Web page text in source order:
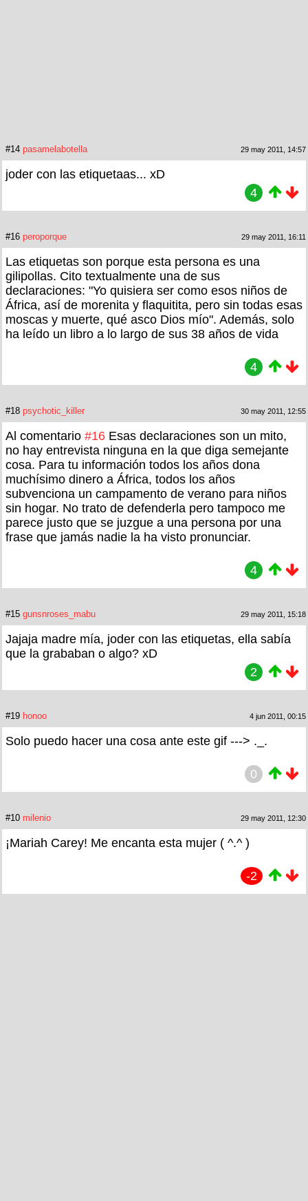
#14 pasamelabotella 29 may 2011, 14:57
joder con las etiquetaas... xD
4
#16 peroporque 29 may 2011, 16:11
Las etiquetas son porque esta persona es una
gilipollas. Cito textualmente una de sus
declaraciones: "Yo quisiera ser como esos niños de
África, así de morenita y flaquitita, pero sin todas esas
moscas y muerte, qué asco Dios mío". Además, solo
ha leído un libro a lo largo de sus 38 años de vida
4
#18 psychotic_killer 30 may 2011, 12:55
Al comentario #16 Esas declaraciones son un mito,
no hay entrevista ninguna en la que diga semejante
cosa. Para tu información todos los años dona
muchísimo dinero a África, todos los años
subvenciona un campamento de verano para niños
sin hogar. No trato de defenderla pero tampoco me
parece justo que se juzgue a una persona por una
frase que jamás nadie la ha visto pronunciar.
4
#15 gunsnroses_mabu 29 may 2011, 15:18
Jajaja madre mía, joder con las etiquetas, ella sabía
que la grababan o algo? xD
2
#19 honoo 4 jun 2011, 00:15
Solo puedo hacer una cosa ante este gif ---> ._.
0
#10 milenio 29 may 2011, 12:30
¡Mariah Carey! Me encanta esta mujer ( ^.^ )
-2